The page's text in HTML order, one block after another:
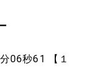
06秒61 【１